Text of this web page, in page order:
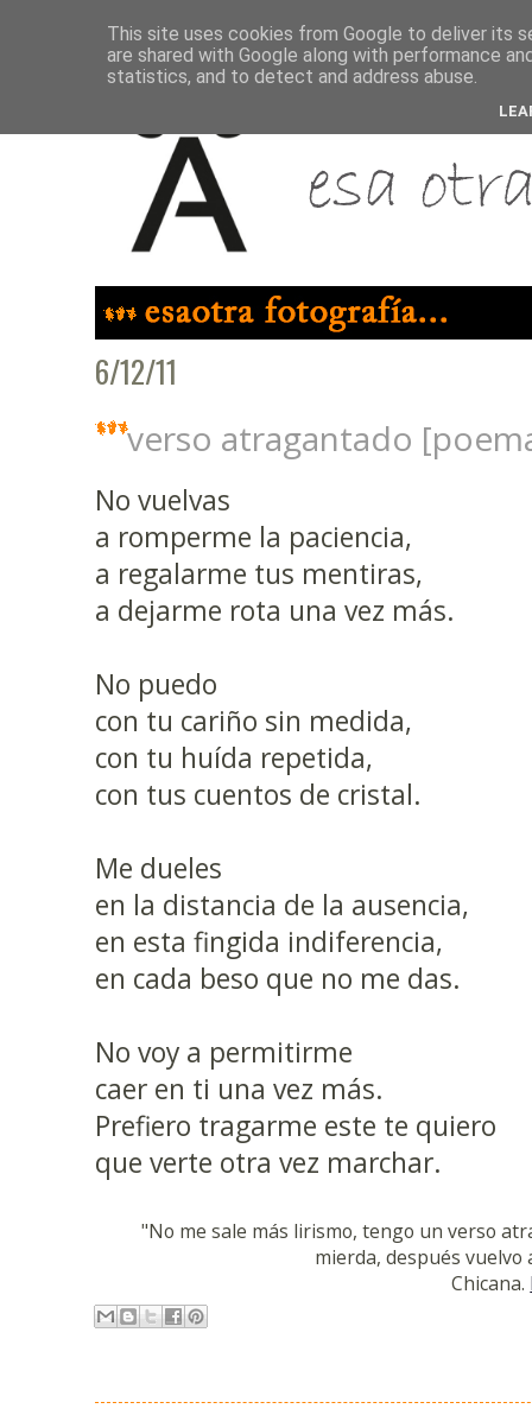
6/12/11
verso atragantado
No vuelvas
a romperme la paciencia,
a regalarme tus mentiras,
a dejarme rota una vez más.
No puedo
con tu cariño sin medida,
con tu huída repetida,
con tus cuentos de cristal.
Me dueles
en la distancia de la ausencia,
en esta fingida indiferencia,
en cada beso que no me das.
No voy a permitirme
caer en ti una vez más.
Prefiero tragarme este te quiero
que verte otra vez marchar.
"No me sale más lirismo, tengo un verso
mierda, después vuelvo
Chicana.
This site uses cookies from Google to deliver its
are shared with Google along with performance
statistics, and to detect and address abuse.